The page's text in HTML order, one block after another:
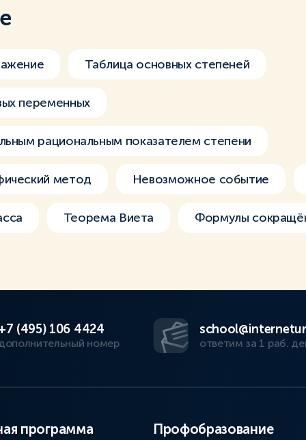
Таблица основных степеней
переменных
рациональным показателем степени
метод Невозможное событие
Теорема Виета Формулы
(495) 106 4424
дополнительный номер ответим за 1 раб.
программа Профобразование